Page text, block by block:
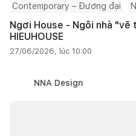
Contemporary – Đương đại
Ngơi House - Ngôi nhà
HIEUHOUSE
27/06/2026, lúc 10:00
NNA Design